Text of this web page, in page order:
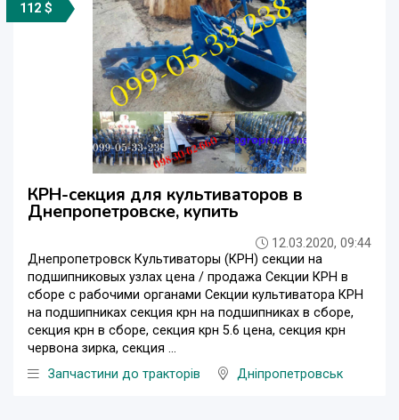
112 $
КРН-секция для культиваторов в
Днепропетровске, купить
12.03.2020, 09:44
Днепропетровск Культиваторы (КРН) секции на
подшипниковых узлах цена / продажа Секции КРН в
сборе с рабочими органами Секции культиватора КРН
на подшипниках секция крн на подшипниках в сборе,
секция крн в сборе, секция крн 5.6 цена, секция крн
червона зирка, секция ...
Запчастини до тракторів
Дніпропетровськ